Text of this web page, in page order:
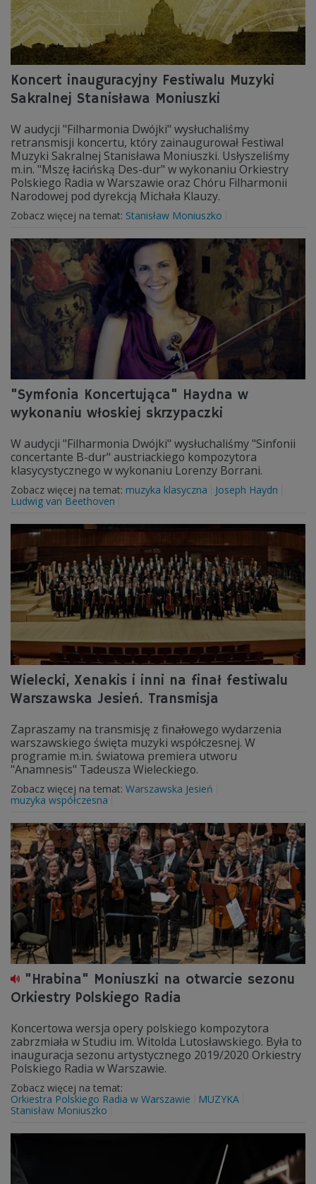
Koncert inauguracyjny Festiwalu Muzyki
Sakralnej Stanisława Moniuszki
W audycji "Filharmonia Dwójki" wysłuchaliśmy
retransmisji koncertu, który zainaugurował Festiwal
Muzyki Sakralnej Stanisława Moniuszki. Usłyszeliśmy
m.in. "Mszę łacińską Des-dur" w wykonaniu Orkiestry
Polskiego Radia w Warszawie oraz Chóru Filharmonii
Narodowej pod dyrekcją Michała Klauzy.
Zobacz więcej na temat: Stanisław Moniuszko
"Symfonia Koncertująca" Haydna w
wykonaniu włoskiej skrzypaczki
W audycji "Filharmonia Dwójki" wysłuchaliśmy "Sinfonii
concertante B-dur" austriackiego kompozytora
klasycystycznego w wykonaniu Lorenzy Borrani.
Zobacz więcej na temat: muzyka klasyczna
Joseph Haydn
Ludwig van Beethoven
Wielecki, Xenakis i inni na finał festiwalu
Warszawska Jesień. Transmisja
Zapraszamy na transmisję z finałowego wydarzenia
warszawskiego święta muzyki współczesnej. W
programie m.in. światowa premiera utworu
"Anamnesis" Tadeusza Wieleckiego.
Zobacz więcej na temat: Warszawska Jesień
muzyka współczesna
"Hrabina" Moniuszki na otwarcie sezonu
Orkiestry Polskiego Radia
Koncertowa wersja opery polskiego kompozytora
zabrzmiała w Studiu im. Witolda Lutosławskiego. Była to
inauguracja sezonu artystycznego 2019/2020 Orkiestry
Polskiego Radia w Warszawie.
Zobacz więcej na temat:
Orkiestra Polskiego Radia w Warszawie
MUZYKA
Stanisław Moniuszko